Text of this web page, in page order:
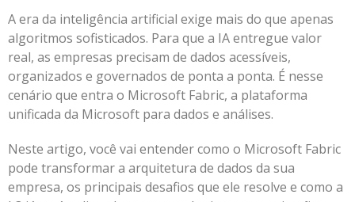
A era da inteligência artificial exige mais do que apenas
algoritmos sofisticados. Para que a IA entregue valor
real, as empresas precisam de dados acessíveis,
organizados e governados de ponta a ponta. É nesse
cenário que entra o Microsoft Fabric, a plataforma
unificada da Microsoft para dados e análises.
Neste artigo, você vai entender como o Microsoft Fabric
pode transformar a arquitetura de dados da sua
empresa, os principais desafios que ele resolve e como a